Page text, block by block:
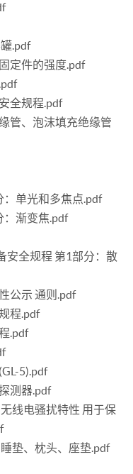
.pdf
定件的强度.pdf
全规程.pdf
管、泡沫填充绝缘管
：单光和多焦点.pdf
：渐变焦.pdf
安全规程 第1部分：散
公示 通则.pdf
程.pdf
.pdf
5).pdf
测器.pdf
线电骚扰特性 用于保
垫、枕头、座垫.pdf